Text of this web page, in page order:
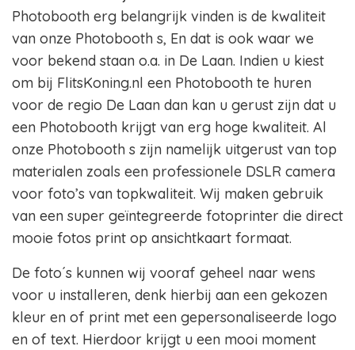
Photobooth erg belangrijk vinden is de kwaliteit
van onze Photobooth s, En dat is ook waar we
voor bekend staan o.a. in De Laan. Indien u kiest
om bij FlitsKoning.nl een Photobooth te huren
voor de regio De Laan dan kan u gerust zijn dat u
een Photobooth krijgt van erg hoge kwaliteit. Al
onze Photobooth s zijn namelijk uitgerust van top
materialen zoals een professionele DSLR camera
voor foto’s van topkwaliteit. Wij maken gebruik
van een super geïntegreerde fotoprinter die direct
mooie fotos print op ansichtkaart formaat.
De foto´s kunnen wij vooraf geheel naar wens
voor u installeren, denk hierbij aan een gekozen
kleur en of print met een gepersonaliseerde logo
en of text. Hierdoor krijgt u een mooi moment